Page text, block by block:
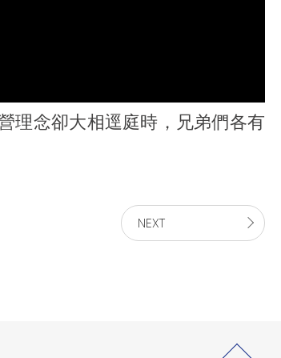
理念卻大相逕庭時，兄弟們各有
NEXT